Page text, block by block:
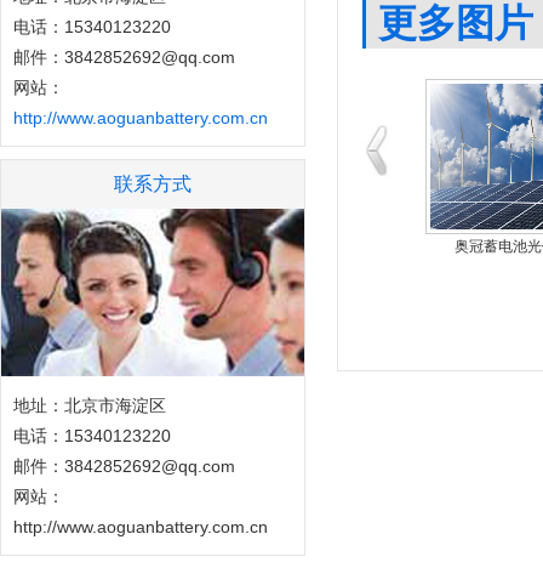
电话：15340123220
邮件：3842852692@qq.com
网站：
http://www.aoguanbattery.com.cn
联系方式
地址：北京市海淀区
电话：15340123220
邮件：3842852692@qq.com
网站：
http://www.aoguanbattery.com.cn
更多图片
电池医疗设备应 奥冠蓄电池化工行业应 奥冠蓄电池